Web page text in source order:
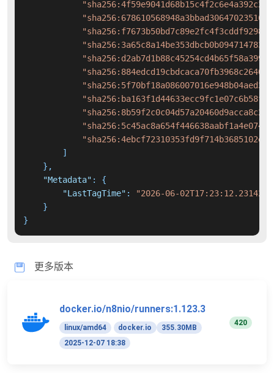
]
} ,
"Metadata" :
{
"LastTagTime" :
"2026-06-
}
}
更多版本
docker.io/n8nio/runners:1.123.3
linux/amd64 docker.io
355.30MB
2025-12-07 18:38
420